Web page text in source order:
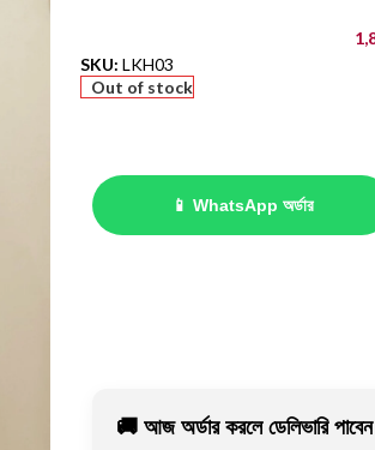
SKU: LKH03
Out of stock
📱 WhatsApp অর্ডার
🚚 আজ অর্ডার করলে ডেলিভারি পাবেন